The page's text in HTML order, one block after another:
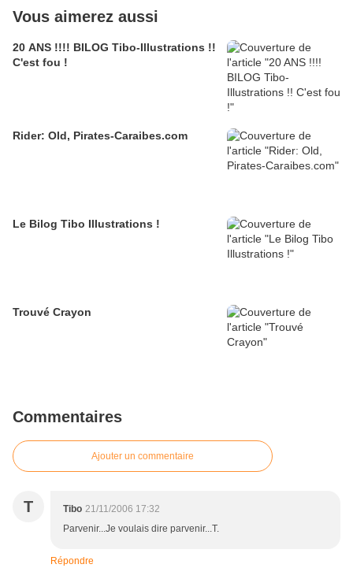
Vous aimerez aussi
20 ANS !!!! BILOG Tibo-Illustrations !!
C'est fou !
Rider: Old, Pirates-Caraibes.com
Le Bilog Tibo Illustrations !
Trouvé Crayon
Commentaires
Ajouter un commentaire
T Tibo 21/11/2006 17:32
Parvenir...Je voulais dire parvenir...T.
Répondre